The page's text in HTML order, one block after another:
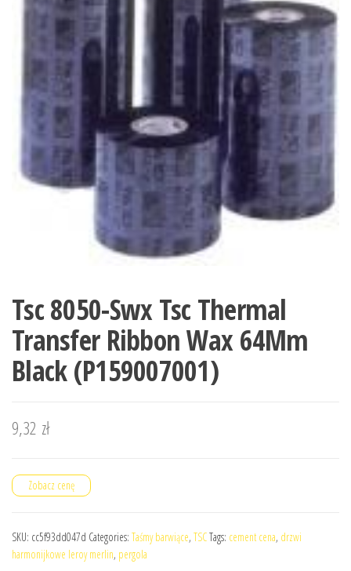
Tsc 8050-Swx Tsc Thermal
Transfer Ribbon Wax 64Mm
Black (P159007001)
9,32 zł
Zobacz cenę
SKU: cc5f93dd047d Categories: Taśmy barwiące, TSCTags: cement cena, drzwi
harmonijkowe leroy merlin, pergola